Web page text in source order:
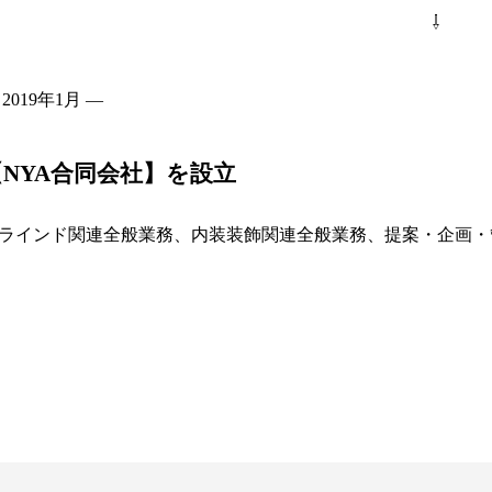
⇩
年1月 ―
合同会社】を設立
インド関連全般業務、内装装飾関連全般業務、提案・企画